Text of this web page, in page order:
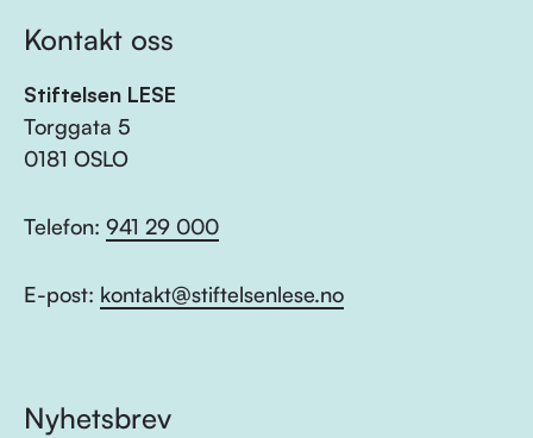
Kontakt oss
Stiftelsen LESE
Torggata 5
0181 OSLO
Telefon: 941 29 000
E-post: kontakt@stiftelsenlese.no
Nyhetsbrev